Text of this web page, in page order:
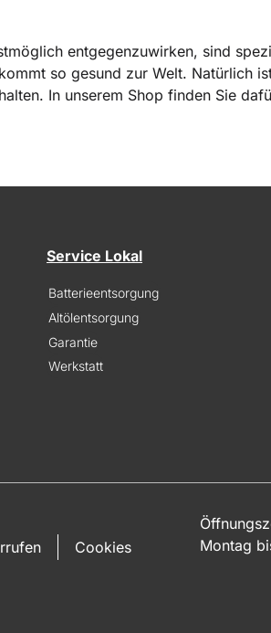
entgegenzuwirken, sind
so gesund zur Welt. Natürlich
In unserem Shop finden Sie
Service Lokal
Batterieentsorgung
Altölentsorgung
Garantie
Werkstatt
Cookies
Montag